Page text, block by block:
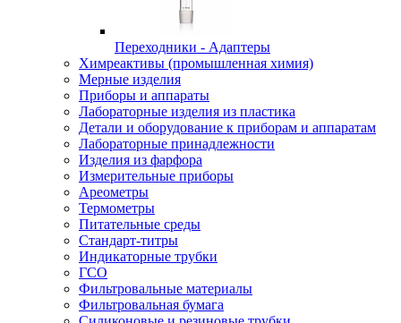
Переходники - Адаптеры
Химреактивы (промышленная химия)
Мерные изделия
Приборы и аппараты
Лабораторные изделия из пластика
Детали и оборудование к приборам и аппаратам
Лабораторные принадлежности
Изделия из фарфора
Измерительные приборы
Ареометры
Термометры
Питательные среды
Стандарт-титры
Индикаторные трубки
ГСО
Фильтровальные материалы
Фильтровальная бумага